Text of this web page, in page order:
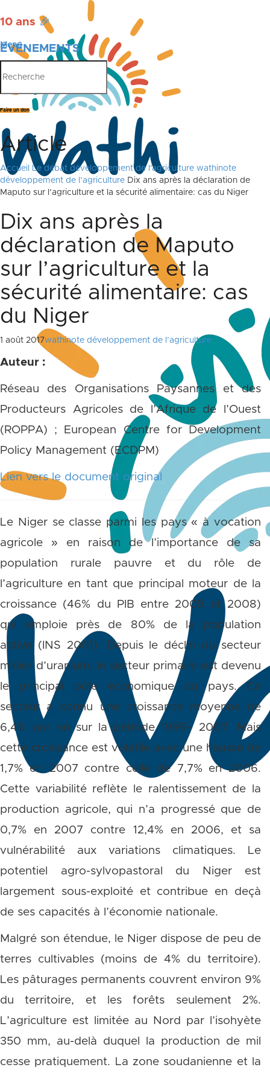
10 ans 🎉
ÉVÉNEMENTS
PUBLICATIONS
Menu
Faire un don
Article
Accueil Le débat développement de l'agriculture wathinote
développement de l’agriculture Dix ans après la déclaration de
Maputo sur l’agriculture et la sécurité alimentaire: cas du Niger
Dix ans après la
déclaration de Maputo
sur l’agriculture et la
sécurité alimentaire: cas
du Niger
1 août 2017wathinote développement de l’agriculture
Auteur :
Réseau des Organisations Paysannes et des
Producteurs Agricoles de l’Afrique de l’Ouest
(ROPPA) ; European Centre for Development
Policy Management (ECDPM)
Lien vers le document original
Le Niger se classe parmi les pays « à vocation
agricole » en raison de l’importance de sa
population rurale pauvre et du rôle de
l’agriculture en tant que principal moteur de la
croissance (46% du PIB entre 2005 et 2008)
qui emploie près de 80% de la population
active (INS 2001). Depuis le déclin du secteur
minier d’uranium, le secteur primaire est devenu
le principal pôle économique du pays. Ce
secteur a connu une croissance moyenne de
6,4% par an sur la période 1995– 2007. Mais
cette croissance est volatile avec une hausse de
1,7% en 2007 contre celle de 7,7% en 2006.
Cette variabilité reflète le ralentissement de la
production agricole, qui n’a progressé que de
0,7% en 2007 contre 12,4% en 2006, et sa
vulnérabilité aux variations climatiques. Le
potentiel agro-sylvopastoral du Niger est
largement sous-exploité et contribue en deçà
de ses capacités à l’économie nationale.
Malgré son étendue, le Niger dispose de peu de
terres cultivables (moins de 4% du territoire).
Les pâturages permanents couvrent environ 9%
du territoire, et les forêts seulement 2%.
L’agriculture est limitée au Nord par l’isohyète
350 mm, au-delà duquel la production de mil
cesse pratiquement. La zone soudanienne et la